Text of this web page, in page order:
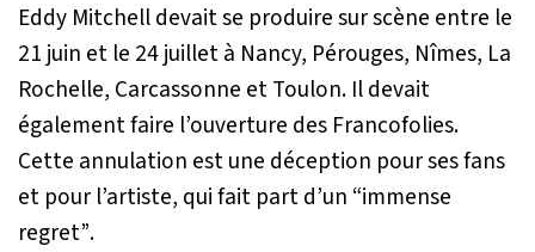
Eddy Mitchell devait se produire sur scène entre le
21 juin et le 24 juillet à Nancy, Pérouges, Nîmes, La
Rochelle, Carcassonne et Toulon. Il devait
également faire l’ouverture des Francofolies.
Cette annulation est une déception pour ses fans
et pour l’artiste, qui fait part d’un “immense
regret”.